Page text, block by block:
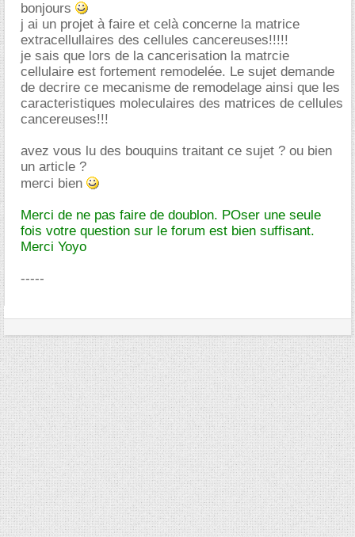
bonjours
j ai un projet à faire et celà concerne la matrice
extracellullaires des cellules cancereuses!!!!!
je sais que lors de la cancerisation la matrcie
cellulaire est fortement remodelée. Le sujet demande
de decrire ce mecanisme de remodelage ainsi que les
caracteristiques moleculaires des matrices de cellules
cancereuses!!!
avez vous lu des bouquins traitant ce sujet ? ou bien
un article ?
merci bien
Merci de ne pas faire de doublon. POser une seule
fois votre question sur le forum est bien suffisant.
Merci Yoyo
-----